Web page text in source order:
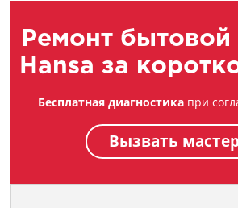
Ремонт бытовой
Hansa за
Бесплатная диагностикапри
Вызвать